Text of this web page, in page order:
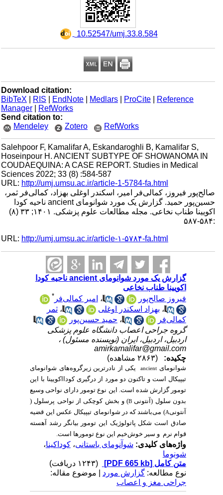
‎ 10.52547/umj.33.8.584
Download citation:
BibTeX
| RIS |EndNote |Medlars |ProCite |Reference
Manager
|RefWorks
Send citation to:
Mendeley
Zotero RefWorks
Salehpoor F, Kamalifar A, Eskandaroghli B, Kamalifar S,
Hoseinpour H. ANCIENT SUBTYPE OF SHOWANOMA IN
COUDAEQUINA: A CASE REPORT. Studies in Medical
Sciences 2022; 33 (8) :584-587
URL:http://umj.umsu.ac.ir/article-1-5784-fa.html
صالح‌پور فیروز، کمالی‌فر امیر، اسکندر اوغلی بهزاد، کمالی‌فر ثمر،
حسین‌پور حمید. گزارش یک مورد شوانومای ancient ناحیه کودا
اکویینا طناب نخاعی. مجله مطالعات علوم پزشکی. ۱۴۰۱; ۳۳ (۸)
URL:http://umj.umsu.ac.ir/article-۱-۵۷۸۴-fa.html
گزارش یک مورد شوانومای ancient ناحیه کودا
اکویینا طناب نخاعی
فیروز صالح‌پور
،امیر کمالی‌فر*
،بهزاد اسکندر اوغلی ،ثمر
کمالی‌فر
،حمید حسین‌پور
گروه جراحی اعصاب دانشگاه علوم پزشکی
اردبیل، اردبیل، ایران (نویسنده مسئول) ،
amirkamalifar@gmail.com
چکیده:
شوانومایancient
یکی از نادرترین زیرگروه‌های شوانومای
تیپیکال است و تاکنون دو مورد از درگیری کودااکویینا با این
تومور گزارش شده است.این نوع تومور دارای نواحی وسیع
بدون سلول (آنتونیB) و بخش کوچکی از نواحی پرسلول (
آنتونیA ) می‌باشند که در شوانومای تیپیکال عکس این قضیه
صادق است شکل پاتولوژیک این تومور بیانگر رشد آهسته
قوام نرم و سیر خوش‌خیم این نوع تومورها است.
واژه‌های کلیدی:شوآنومای باستانی،کوداکینا،
شونوما
متن کامل[PDF 665 kb]
نوع مطالعه:گزارش مورد | موضوع مقاله:
جراحی مغز و اعصاب